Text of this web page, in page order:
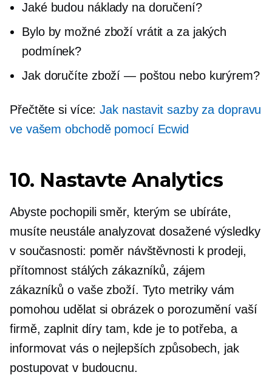
Jaké budou náklady na doručení?
Bylo by možné zboží vrátit a za jakých
podmínek?
Jak doručíte zboží — poštou nebo kurýrem?
Přečtěte si více:Jak nastavit sazby za dopravu
ve vašem obchodě pomocí Ecwid
10. Nastavte Analytics
Abyste pochopili směr, kterým se ubíráte,
musíte neustále analyzovat dosažené výsledky
v současnosti: poměr návštěvnosti k prodeji,
přítomnost stálých zákazníků, zájem
zákazníků o vaše zboží. Tyto metriky vám
pomohou udělat si obrázek o porozumění vaší
firmě, zaplnit díry tam, kde je to potřeba, a
informovat vás o nejlepších způsobech, jak
postupovat v budoucnu.